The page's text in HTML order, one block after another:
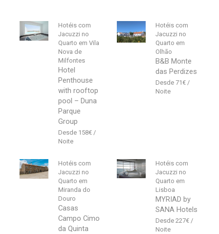
Hotéis com
Jacuzzi no
Quarto em Vila
Nova de
Milfontes
Hotel
Penthouse
with rooftop
pool – Duna
Parque
Group
158€
Hotéis com
Jacuzzi no
Quarto em
Olhão
B&B Monte
das Perdizes
71€
Hotéis com
Jacuzzi no
Quarto em
Miranda do
Douro
Casas
Campo Cimo
da Quinta
Hotéis com
Jacuzzi no
Quarto em
Lisboa
MYRIAD by
SANA Hotels
227€